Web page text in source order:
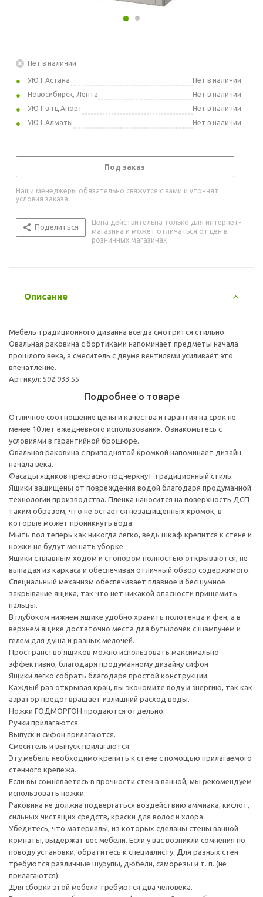
Нет в наличии
УЮТ Астана
Нет в наличии
Новосибирск, Лента
Нет в наличии
УЮТ в тц Апорт
Нет в наличии
УЮТ Алматы
Нет в наличии
Под заказ
Наши менеджеры обязательно свяжутся с вами и уточнят
условия заказа
Поделиться
Цена действительна только для интернет-
магазина и может отличаться от цен в
розничных магазинах
Описание
Мебель традиционного дизайна всегда смотрится стильно.
Овальная раковина с бортиками напоминает предметы начала
прошлого века, а смеситель с двумя вентилями усиливает это
впечатление.
Артикул: 592.933.55
Подробнее о товаре
Отличное соотношение цены и качества и гарантия на срок не
менее 10 лет ежедневного использования. Ознакомьтесь с
условиями в гарантийной брошюре.
Овальная раковина с приподнятой кромкой напоминает дизайн
начала века.
Фасады ящиков прекрасно подчеркнут традиционный стиль.
Ящики защищены от повреждения водой благодаря продуманной
технологии производства. Пленка наносится на поверхность ДСП
таким образом, что не остается незащищенных кромок, в
которые может проникнуть вода.
Мыть пол теперь как никогда легко, ведь шкаф крепится к стене и
ножки не будут мешать уборке.
Ящики с плавным ходом и стопором полностью открываются, не
выпадая из каркаса и обеспечивая отличный обзор содержимого.
Специальный механизм обеспечивает плавное и бесшумное
закрывание ящика, так что нет никакой опасности прищемить
пальцы.
В глубоком нижнем ящике удобно хранить полотенца и фен, а в
верхнем ящике достаточно места для бутылочек с шампунем и
гелем для душа и разных мелочей.
Пространство ящиков можно использовать максимально
эффективно, благодаря продуманному дизайну сифон
Ящики легко собрать благодаря простой конструкции.
Каждый раз открывая кран, вы экономите воду и энергию, так как
аэратор предотвращает излишний расход воды.
Ножки ГОДМОРГОН продаются отдельно.
Ручки прилагаются.
Выпуск и сифон прилагаются.
Смеситель и выпуск прилагаются.
Эту мебель необходимо крепить к стене с помощью прилагаемого
стенного крепежа.
Если вы сомневаетесь в прочности стен в ванной, мы рекомендуем
использовать ножки.
Раковина не должна подвергаться воздействию аммиака, кислот,
сильных чистящих средств, краски для волос и хлора.
Убедитесь, что материалы, из которых сделаны стены ванной
комнаты, выдержат вес мебели. Если у вас возникли сомнения по
поводу установки, обратитесь к специалисту. Для разных стен
требуются различные шурупы, дюбели, саморезы и т. п. (не
прилагаются).
Для сборки этой мебели требуются два человека.